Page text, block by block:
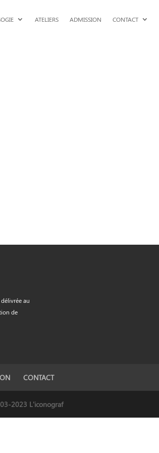
ATELIERS ADMISSION CONTACT
au
de
CONTACT
2023 L'iconograf